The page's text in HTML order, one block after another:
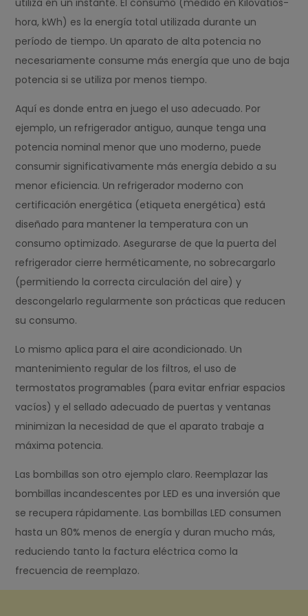
utiliza en un instante. El consumo (medido en Kilovatios-
hora, kWh) es la energía total utilizada durante un
período de tiempo. Un aparato de alta potencia no
necesariamente consume más energía que uno de baja
potencia si se utiliza por menos tiempo.
Aquí es donde entra en juego el uso adecuado. Por
ejemplo, un refrigerador antiguo, aunque tenga una
potencia nominal menor que uno moderno, puede
consumir significativamente más energía debido a su
menor eficiencia. Un refrigerador moderno con
certificación energética (etiqueta energética) está
diseñado para mantener la temperatura con un
consumo optimizado. Asegurarse de que la puerta del
refrigerador cierre herméticamente, no sobrecargarlo
(permitiendo la correcta circulación del aire) y
descongelarlo regularmente son prácticas que reducen
su consumo.
Lo mismo aplica para el aire acondicionado. Un
mantenimiento regular de los filtros, el uso de
termostatos programables (para evitar enfriar espacios
vacíos) y el sellado adecuado de puertas y ventanas
minimizan la necesidad de que el aparato trabaje a
máxima potencia.
Las bombillas son otro ejemplo claro. Reemplazar las
bombillas incandescentes por LED es una inversión que
se recupera rápidamente. Las bombillas LED consumen
hasta un 80% menos de energía y duran mucho más,
reduciendo tanto la factura eléctrica como la
frecuencia de reemplazo.